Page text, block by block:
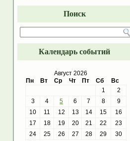
Поиск
Календарь событий
Август 2026
Пн
Вт Ср Чт Пт Сб
Вс
1
2
3
4 5 6 7 8
9
10
11 12 13 14 15
16
17
18 19 20 21 22
23
24
25 26 27 28 29
30